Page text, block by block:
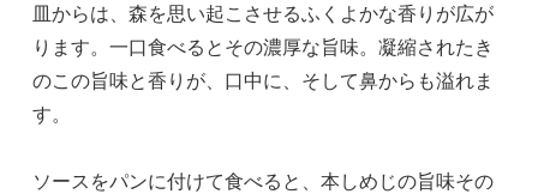
皿からは、森を思い起こさせるふくよかな香りが広が
ります。一口食べるとその濃厚な旨味。凝縮されたき
のこの旨味と香りが、口中に、そして鼻からも溢れま
す。
ソースをパンに付けて食べると、本しめじの旨味その